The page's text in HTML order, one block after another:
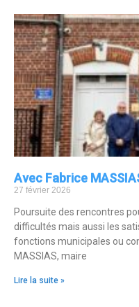
Avec Fabrice
27 février 2026
Poursuite des rencontres
difficultés mais aussi les
fonctions municipales ou
MASSIAS, maire
Lire la suite »